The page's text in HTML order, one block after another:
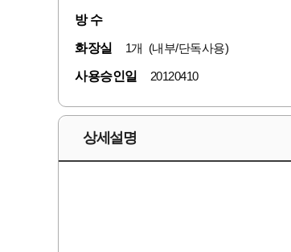
방 수
화장실 1개 (내부/단독사용)
사용승인일 20120410
상세설명